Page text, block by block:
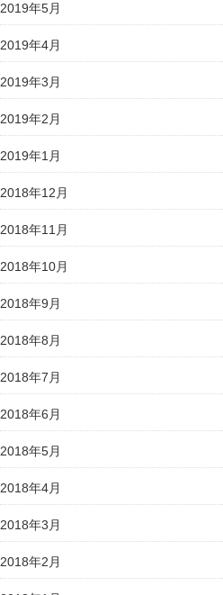
2019年5月
2019年4月
2019年3月
2019年2月
2019年1月
2018年12月
2018年11月
2018年10月
2018年9月
2018年8月
2018年7月
2018年6月
2018年5月
2018年4月
2018年3月
2018年2月